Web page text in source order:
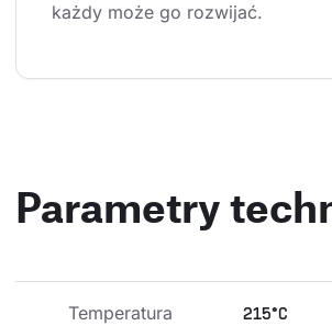
każdy może go rozwijać.
Parametry
Temperatura
215°C